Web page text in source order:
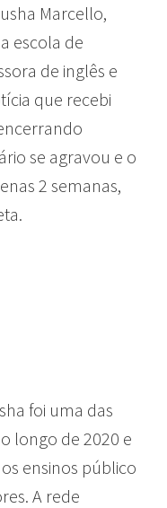
Marcello,
escola de
de inglês e
que recebi
se agravou e o
2 semanas,
foi uma das
longo de 2020 e
ensinos público
A rede